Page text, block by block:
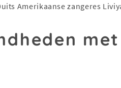
Amerikaanse zangeres